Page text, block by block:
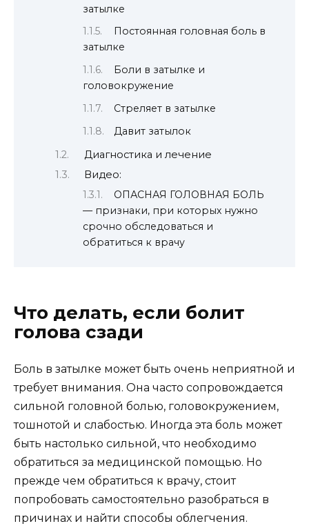
затылке
Постоянная головная боль в
затылке
Боли в затылке и
головокружение
Стреляет в затылке
Давит затылок
Диагностика и лечение
Видео:
ОПАСНАЯ ГОЛОВНАЯ БОЛЬ
— признаки, при которых нужно
срочно обследоваться и
обратиться к врачу
Что делать, если болит
голова сзади
Боль в затылке может быть очень неприятной и
требует внимания. Она часто сопровождается
сильной головной болью, головокружением,
тошнотой и слабостью. Иногда эта боль может
быть настолько сильной, что необходимо
обратиться за медицинской помощью. Но
прежде чем обратиться к врачу, стоит
попробовать самостоятельно разобраться в
причинах и найти способы облегчения.